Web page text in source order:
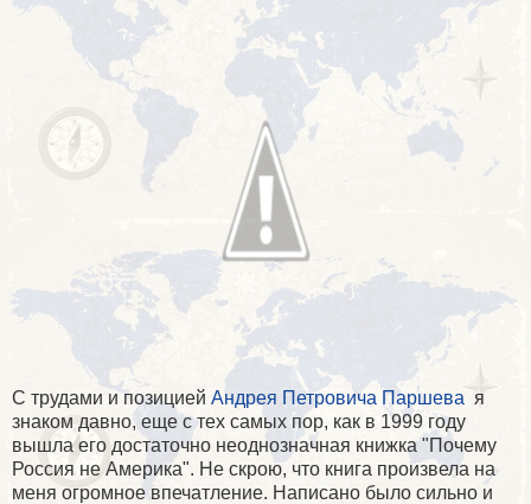
С трудами и позицией Андрея Петровича Паршева я
знаком давно, еще с тех самых пор, как в 1999 году
вышла его достаточно неоднозначная книжка "Почему
Россия не Америка". Не скрою, что книга произвела на
меня огромное впечатление. Написано было сильно и